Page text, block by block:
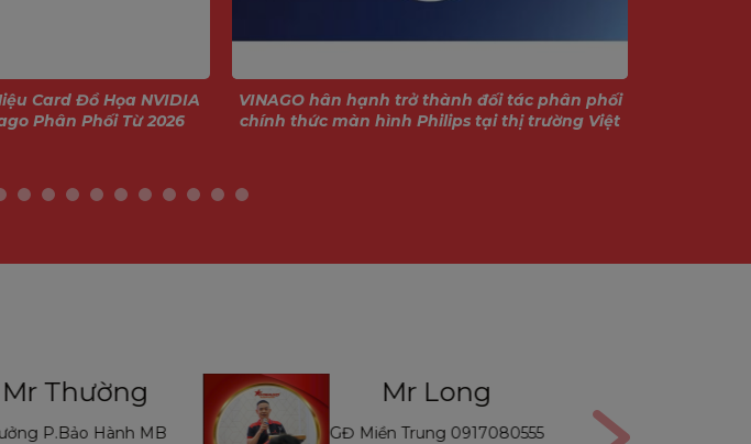
Card Đồ Họa NVIDIA
Phân Phối Từ 2026
VINAGO hân hạnh trở thành đối tác phân phối
chính thức màn hình Philips tại thị trường Việt
Mr Thường
P.Bảo Hành MB
Mr Long
GĐ Miền Trung 0917080555